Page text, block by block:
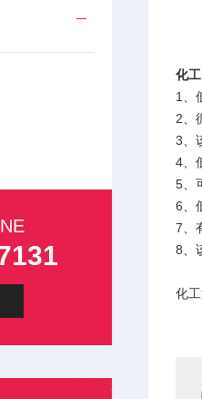
化
1、
2、
3、
4、
5、
6、
7、
8、
化